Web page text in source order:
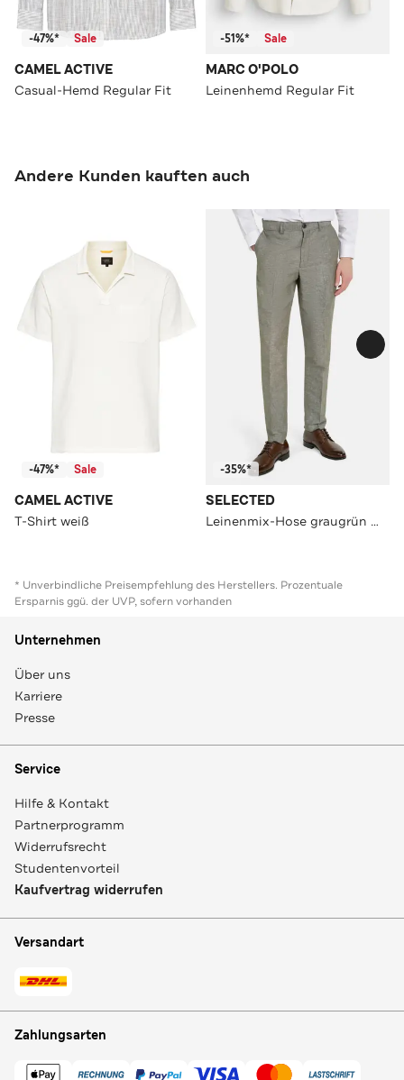
-47%* Sale
CAMEL ACTIVE
Casual-Hemd Regular Fit
-51%* Sale
MARC O'POLO
Leinenhemd Regular Fit
Andere Kunden kauften auch
-47%* Sale
CAMEL ACTIVE
T-Shirt weiß
-35%*
SELECTED
Leinenmix-Hose graugrün meliert
* Unverbindliche Preisempfehlung des Herstellers. Prozentuale
Ersparnis ggü. der UVP, sofern vorhanden
Unternehmen
Über uns
Karriere
Presse
Service
Hilfe & Kontakt
Partnerprogramm
Widerrufsrecht
Studentenvorteil
Kaufvertrag widerrufen
Versandart
Zahlungsarten